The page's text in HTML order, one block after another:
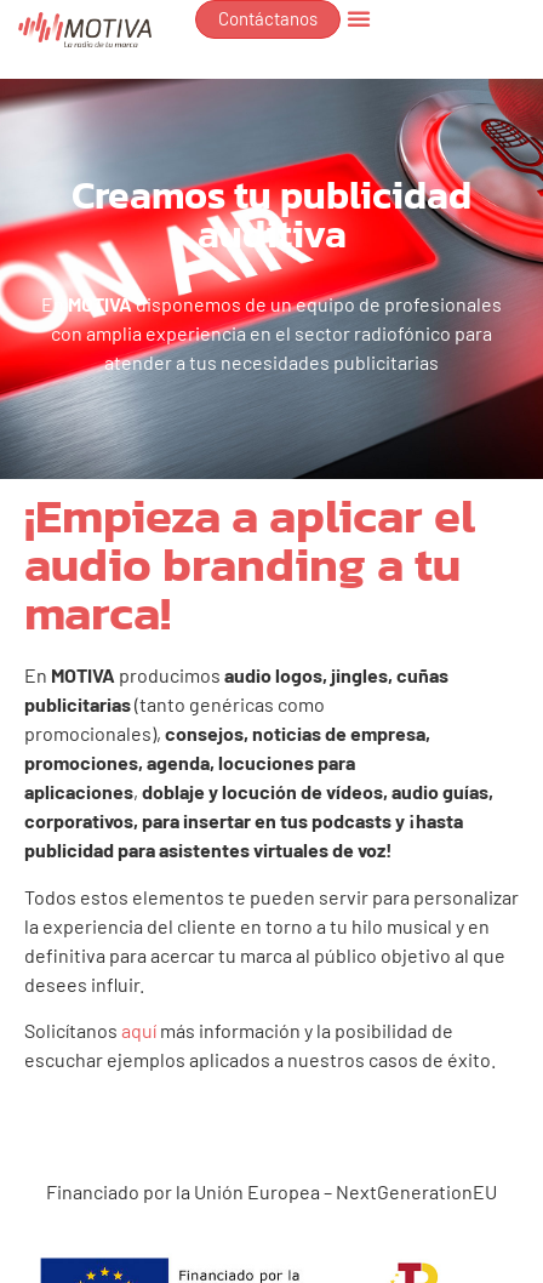
Contáctanos
Creamos tu publicidad
auditiva
EnMOTIVAdisponemos de un equipo de profesionales
con amplia experiencia en el sector radiofónico para
atender a tus necesidades publicitarias
¡Empieza a aplicar el
audio branding a tu
marca!
En MOTIVA producimos audio logos, jingles, cuñas
publicitarias(tanto genéricas como
promocionales), consejos, noticias de empresa,
promociones, agenda, locuciones para
aplicaciones, doblaje y locución de vídeos, audio guías,
corporativos, para insertar en tus podcasts y ¡hasta
publicidad para asistentes virtuales de voz!
Todos estos elementos te pueden servir para personalizar
la experiencia del cliente en torno a tu hilo musical y en
definitiva para acercar tu marca al público objetivo al que
desees influir.
Solicítanos aquí más información y la posibilidad de
escuchar ejemplos aplicados a nuestros casos de éxito.
Financiado por la Unión Europea – NextGenerationEU